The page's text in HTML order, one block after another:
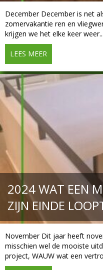
December December is net
zomervakantie ren en
krijgen we het elke keer weer...
LEES MEER
2024 WAT EEN
ZIJN EINDE
November Dit jaar heeft
misschien wel de mooiste
project, WAUW wat een